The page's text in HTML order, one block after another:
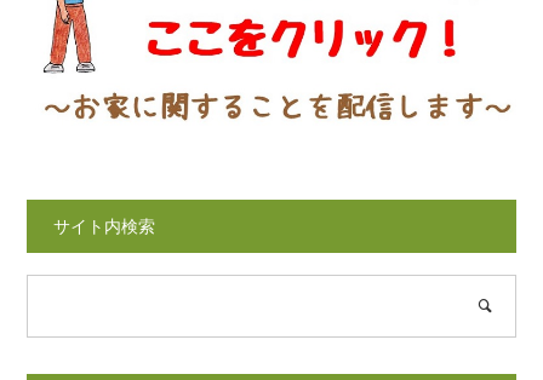
サイト内検索